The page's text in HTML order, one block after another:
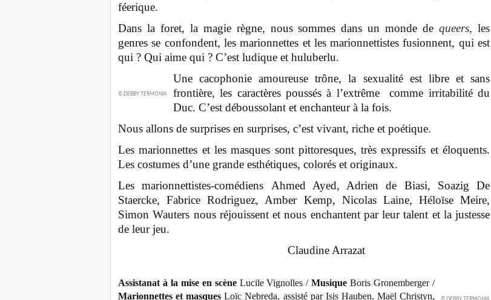
féerique.
Dans la foret, la magie règne, nous sommes dans un monde dequeers,les
genres se confondent, les marionnettes et les marionnettistes fusionnent, qui est
qui ? Qui aime qui ? C’est ludique et huluberlu.
© DEBBY TERMONIA
Une cacophonie amoureuse trône, la sexualité est libre et sans
frontière, les caractères poussés à l’extrême comme irritabilité du
Duc. C’est déboussolant et enchanteur à la fois.
Nous allons de surprises en surprises, c’est vivant, riche et poétique.
Les marionnettes et les masques sont pittoresques, très expressifs et éloquents.
Les costumes d’une grande esthétiques, colorés et originaux.
Lesmarionnettistes-comédiens Ahmed Ayed, Adrien de Biasi, Soazig De
Staercke, Fabrice Rodriguez, Amber Kemp, Nicolas Laine, Héloïse Meire,
Simon Wauters nous réjouissent et nous enchantent par leur talent et la justesse
de leur jeu.
Claudine Arrazat
Assistanat à la mise en scène Lucile Vignolles /MusiqueBoris Gronemberger /
Marionnettes et masquesLoïc Nebreda, assisté par Isis Hauben, Maël Christyn,